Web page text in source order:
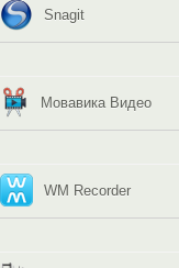
Snagit
Мовавика Видео
WM Recorder